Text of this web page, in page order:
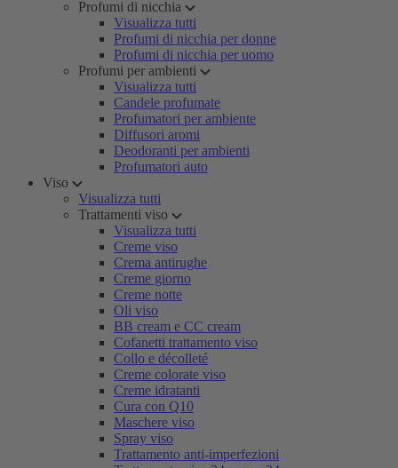
Profumi di nicchia
Visualizza tutti
Profumi di nicchia per donne
Profumi di nicchia per uomo
Profumi per ambienti
Visualizza tutti
Candele profumate
Profumatori per ambiente
Diffusori aromi
Deodoranti per ambienti
Profumatori auto
Viso
Visualizza tutti
Trattamenti viso
Visualizza tutti
Creme viso
Crema antirughe
Creme giorno
Creme notte
Oli viso
BB cream e CC cream
Cofanetti trattamento viso
Collo e décolleté
Creme colorate viso
Creme idratanti
Cura con Q10
Maschere viso
Spray viso
Trattamento anti-imperfezioni